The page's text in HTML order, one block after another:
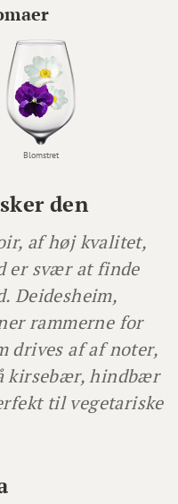
den
af høj kvalitet,
er svær at finde
Deidesheim,
rammerne for
drives af af noter,
kirsebær, hindbær
til vegetariske
Blomstret